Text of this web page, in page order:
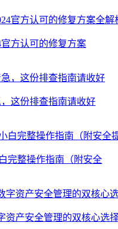
方认可的修复方案
这份排查指南请收好
完整操作指南（附安全
资产安全管理的双核心选